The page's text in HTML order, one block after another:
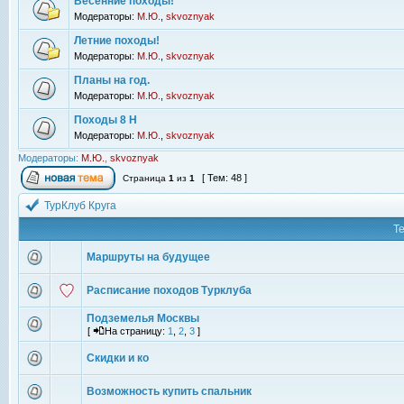
Модераторы: М.Ю. skvoznyak
Летние походы!
Модераторы: М.Ю. skvoznyak
Планы на год.
Модераторы: М.Ю. skvoznyak
Походы 8 Н
Модераторы: М.Ю. skvoznyak
Модераторы: М.Ю. skvoznyak
Страница 1 из 1 [ Тем: 48 ]
ТурКлуб Круга
Маршруты на будущее
Расписание походов Турклуба
Подземелья Москвы
[ На страницу: 1 2 3 ]
Скидки и ко
Возможность купить спальник